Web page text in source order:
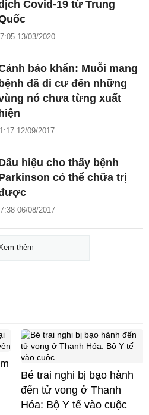
Covid-19 từ Trung
13/03/2020
báo khẩn: Muỗi mang
đã di cư đến những
nó chưa từng xuất
12/09/2017
hiệu cho thấy bệnh
có thể chữa trị
06/08/2017
thêm
Bé trai nghi bị bạo hành
đến tử vong ở Thanh
Hóa: Bộ Y tế vào cuộc